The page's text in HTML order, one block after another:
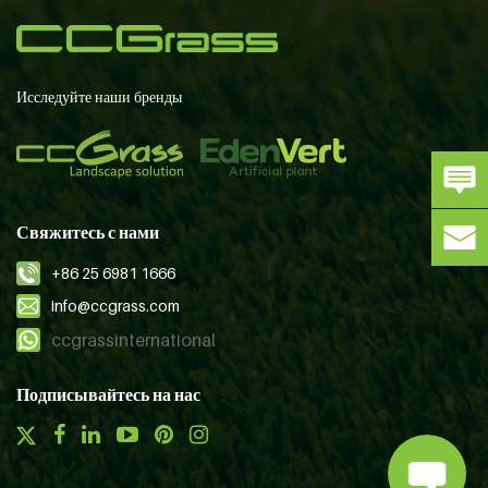
Исследуйте наши бренды
Свяжитесь с нами
+86 25 6981 1666
info@ccgrass.com
ccgrassinternational
Подписывайтесь на нас